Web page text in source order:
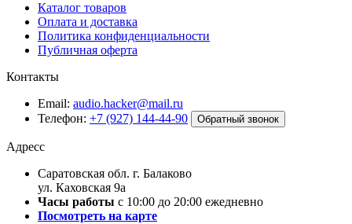
Каталог товаров
Оплата и доставка
Политика конфиденциальности
Публичная оферта
Контакты
Email: audio.hacker@mail.ru
Телефон: +7 (927) 144-44-90 Обратный звонок
Адресс
Саратовская обл. г. Балаково
ул. Каховская 9а
Часы работы с 10:00 до 20:00 ежедневно
Посмотреть на карте